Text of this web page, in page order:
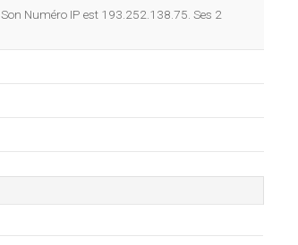
Numéro IP est 193.252.138.75. Ses 2